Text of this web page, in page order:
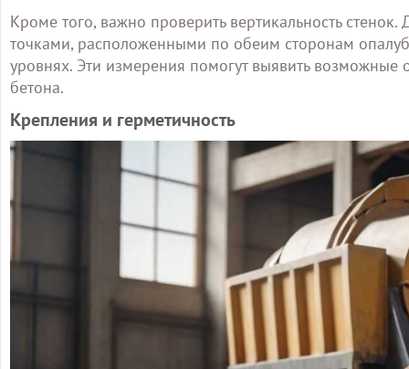
Кроме того, важно проверить вертикальность
точками, расположенными по обеим сторонам
уровнях. Эти измерения помогут выявить
бетона.
Крепления и герметичность